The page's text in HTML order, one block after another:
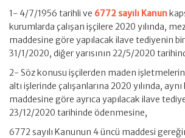
1- 4/7/1956 tarihli ve 6772 sayılı Kanun
kurumlarda çalışan işçilere 2020 yılında,
maddesine göre yapılacak ilave tediyenin
31/1/2020, diğer yarısının 22/5/2020
2- Söz konusu işçilerden maden
altı işlerinde çalışanlarına 2020 yılında,
maddesine göre ayrıca yapılacak ilave
23/12/2020 tarihinde ödenmesine,
6772 sayılı Kanunun 4 üncü maddesi